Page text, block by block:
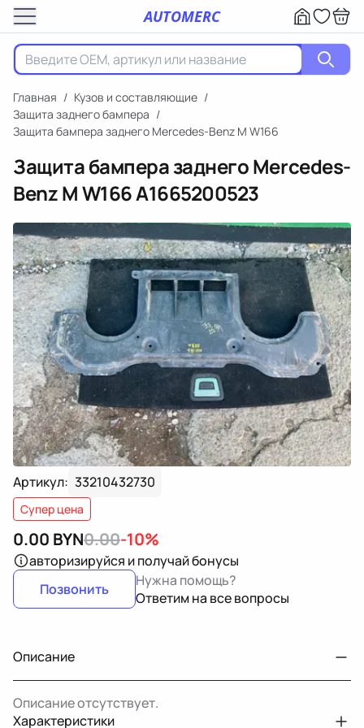
AUTOMERC
Главная / Кузов и составляющие /
Защита заднего бампера /
Защита бампера заднего Mercedes-Benz M W166
Защита бампера заднего Mercedes-
Benz M W166A1665200523
Артикул: 33210432730
Супер цена
0.00 BYN0.00-10%
авторизируйся и получай бонусы
Позвонить
Нужна помощь?
Ответим на все вопросы
Описание
Описание отсутствует.
Характеристики